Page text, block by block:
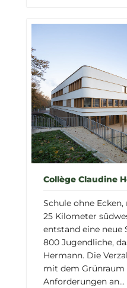
Collège Claudine
Schule ohne
25 Kilometer
entstand eine neue
800 Jugendliche,
Hermann. Die
mit dem Grünraum
Anforderungen an...